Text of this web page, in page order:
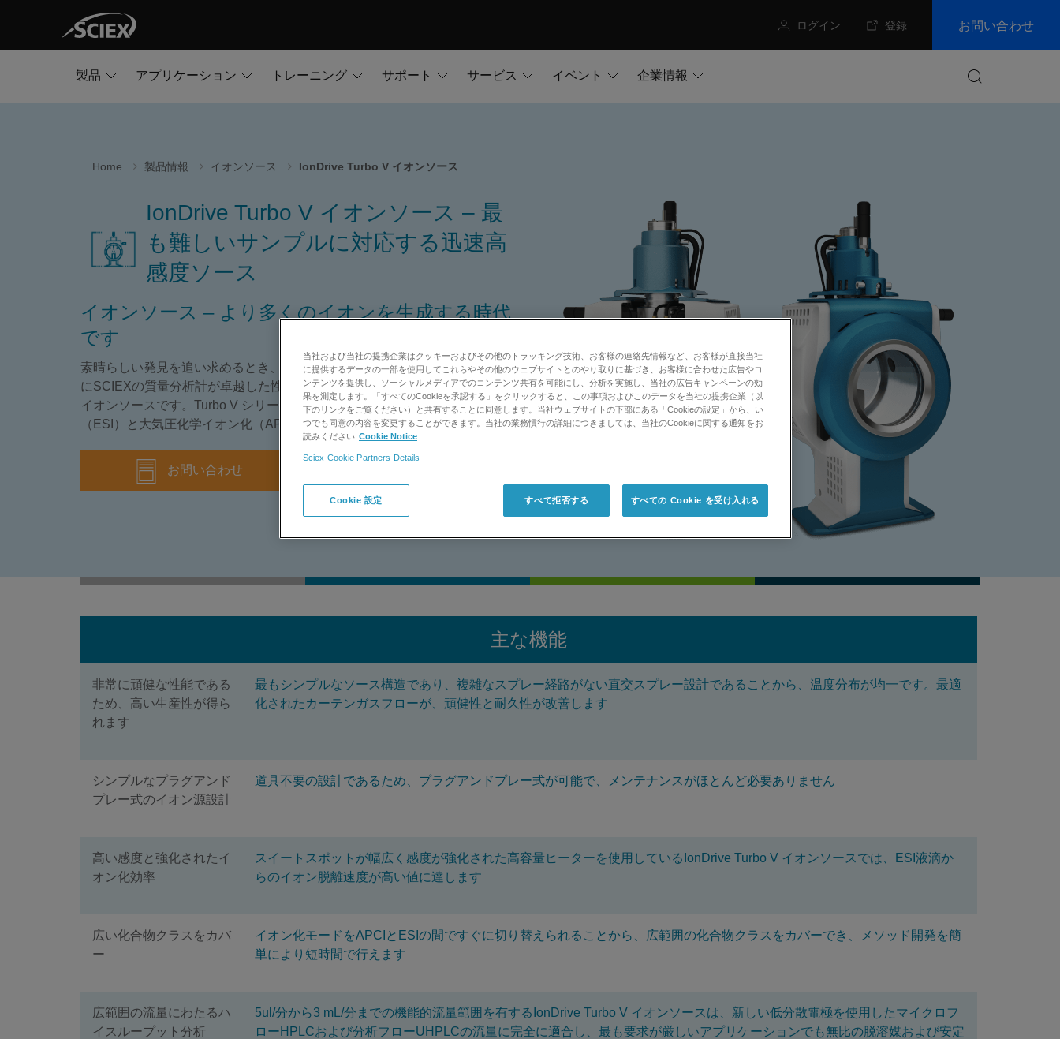
ログイン 登録 お問い合わせ
製品 アプリケーション トレーニング サポート サービス イベント
企業情報
Home 製品情報 イオンソース IonDrive Turbo V イオンソース
IonDrive Turbo V イオンソース – 最
も難しいサンプルに対応する迅速高
感度ソース
イオンソース – より多くのイオンを生成する時代
です
素晴らしい発見を追い求めるとき、または不可欠なルーチン検査を行うとき
にSCIEXの質量分析計が卓越した性能を発揮するのはなぜでしょう。答は、
イオンソースです。Turbo V シリーズは、エレクトロスプレーイオン化
（ESI）と大気圧化学イオン化（APCI）という2つの機能を併せ持ちます。
お問い合わせ
主な機能
非常に頑健な性能である
ため、高い生産性が得ら
れます
最もシンプルなソース構造であり、複雑なスプレー経路がない直交スプレー設計であることから、温度分布が均一です。最適
化されたカーテンガスフローが、頑健性と耐久性が改善します
シンプルなプラグアンド
プレー式のイオン源設計
道具不要の設計であるため、プラグアンドプレー式が可能で、メンテナンスがほとんど必要ありません
高い感度と強化されたイ
オン化効率
スイートスポットが幅広く感度が強化された高容量ヒーターを使用しているIonDrive Turbo V イオンソースでは、ESI液滴か
らのイオン脱離速度が高い値に達します
広い化合物クラスをカバ
ー
イオン化モードをAPCIとESIの間ですぐに切り替えられることから、広範囲の化合物クラスをカバーでき、メソッド開発を簡
単により短時間で行えます
広範囲の流量にわたるハ
イスループット分析
5ul/分から3 mL/分までの機能的流量範囲を有するIonDrive Turbo V イオンソースは、新しい低分散電極を使用したマイクロフ
ローHPLCおよび分析フローUHPLCの流量に完全に適合し、最も要求が厳しいアプリケーションでも無比の脱溶媒および安定
当社および当社の提携企業はクッキーおよびその他のトラッキング技術、お客様の連絡先情報など、お客様が直接当社
に提供するデータの一部を使用してこれらやその他のウェブサイトとのやり取りに基づき、お客様に合わせた広告やコ
ンテンツを提供し、ソーシャルメディアでのコンテンツ共有を可能にし、分析を実施し、当社の広告キャンペーンの効
果を測定します。「すべてのCookieを承認する」をクリックすると、この事項およびこのデータを当社の提携企業（以
下のリンクをご覧ください）と共有することに同意します。当社ウェブサイトの下部にある「Cookieの設定」から、い
つでも同意の内容を変更することができます。当社の業務慣行の詳細につきましては、当社のCookieに関する通知をお
読みください Cookie Notice
Sciex Cookie Partners Details
Cookie 設定 すべて拒否する すべての Cookie を受け入れる